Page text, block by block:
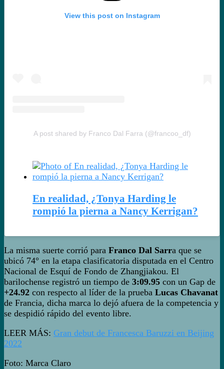
View this post on Instagram
A post shared by Franco Dal Farra (@francoo_df)
En realidad, ¿Tonya Harding le
rompió la pierna a Nancy Kerrigan?
La misma suerte corrió para Franco Dal Sarra que se
ubicó 74° en la etapa clasificatoria disputada en el Centro
Nacional de Esquí de Fondo de Zhangjiakou. El
barilochense registró un tiempo de 3:09.95 con un Gap de
+24.92 con respecto al líder de la prueba Lucas Chavanat
de Francia, dicha marca lo dejó afuera de la competencia y
se despidió rápido del evento libre.
LEER MÁS: Gran debut de Francesca Baruzzi en Beijing
2022
Foto: Marca Claro